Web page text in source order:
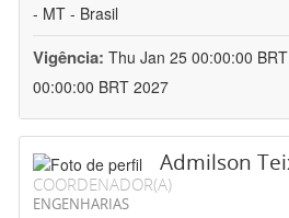
- MT - Brasil
Vigência: Thu Jan 25 00:00:00
00:00:00 BRT 2027
Admilson
COORDENADOR(A)
ENGENHARIAS